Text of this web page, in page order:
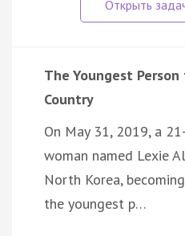
The Youngest
Country
On May 31, 2019, a
woman named Lexie
North Korea,
the youngest p…